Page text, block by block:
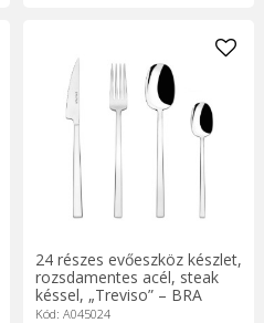
24 részes evőeszköz készlet,
rozsdamentes acél, steak
késsel, „Treviso” – BRA
Kód: A045024